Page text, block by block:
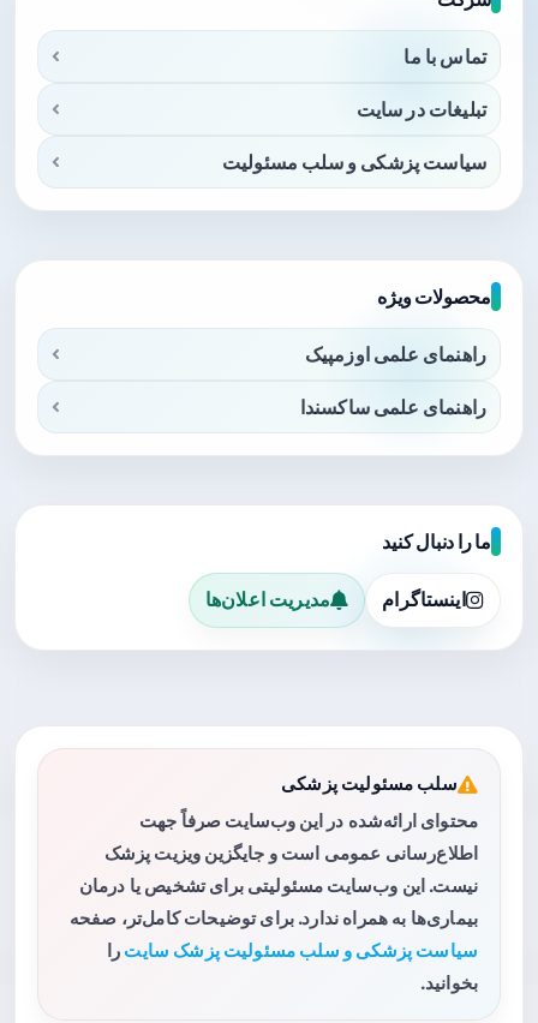
تماس با ما
تبلیغات در سایت
سیاست پزشکی و سلب مسئولیت
محصولات ویژه
راهنمای علمی اوزمپیک
راهنمای علمی ساکسندا
ما را دنبال کنید
اینستاگرام مدیریت اعلان‌ها
سلب مسئولیت پزشکی
محتوای ارائه‌شده در این وب‌سایت صرفاً جهت
اطلاع‌رسانی عمومی است و جایگزین ویزیت پزشک
نیست. این وب‌سایت مسئولیتی برای تشخیص یا درمان
بیماری‌ها به همراه ندارد. برای توضیحات کامل‌تر، صفحه
سیاست پزشکی و سلب مسئولیت پزشک سایت را
بخوانید.